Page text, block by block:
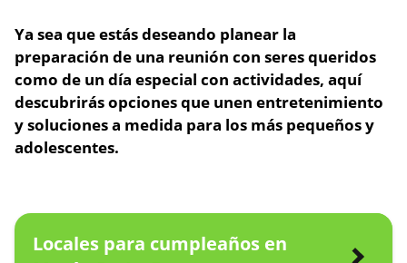
Ya sea que estás deseando planear la
preparación de una reunión con seres queridos
como de un día especial con actividades, aquí
descubrirás opciones que unen entretenimiento
y soluciones a medida para los más pequeños y
adolescentes.
Locales para cumpleaños en